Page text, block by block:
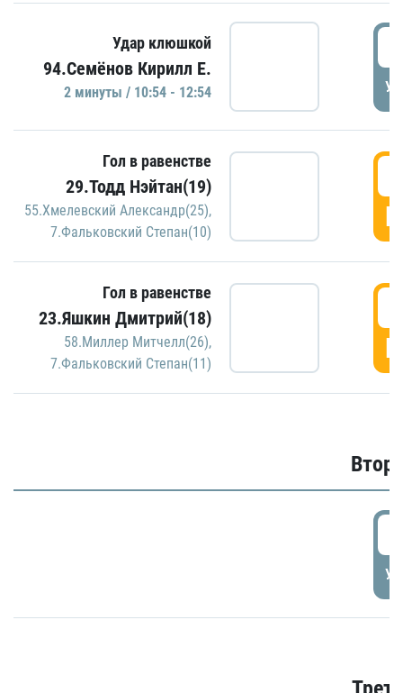
Удар клюшкой
94.Семёнов Кирилл Е.
2 минуты / 10:54 - 12:54
Гол в равенстве
29.Тодд Нэйтан(19)
55.Хмелевский Александр(25),
7.Фальковский Степан(10)
Гол в равенстве
23.Яшкин Дмитрий(18)
58.Миллер Митчелл(26),
7.Фальковский Степан(11)